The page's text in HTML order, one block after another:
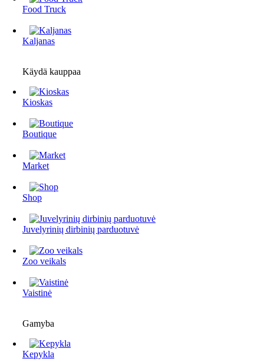
Food Truck
Kaljanas
Käydä kauppaa
Kioskas
Boutique
Market
Shop
Juvelyrinių dirbinių parduotuvė
Zoo veikals
Vaistinė
Gamyba
Kepykla